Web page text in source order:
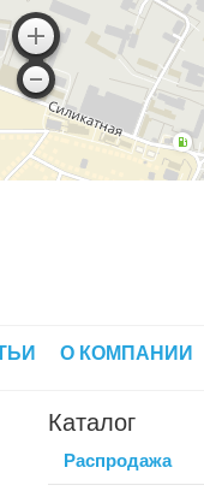
О КОМПАНИИ
Каталог
Распродажа